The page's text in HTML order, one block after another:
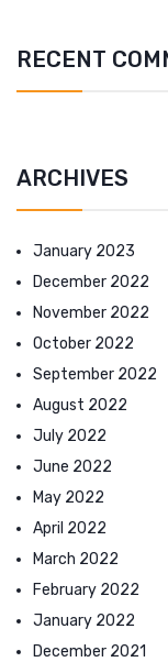
RECENT
ARCHIVES
January 2023
December 2022
November 2022
October 2022
September 2022
August 2022
July 2022
June 2022
May 2022
April 2022
March 2022
February 2022
January 2022
December 2021